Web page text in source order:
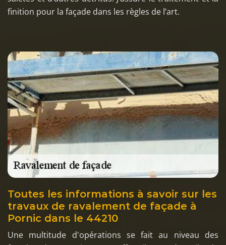
finition pour la façade dans les règles de l’art.
Toutes les informations à savoir sur les
travaux de ravalement de façade à
Pornic dans le 44210
Une multitude d'opérations se fait au niveau des